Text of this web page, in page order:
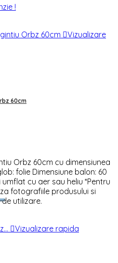
!
Vizualizare
60cm
Orbz 60cm cu dimensiunea
folie Dimensiune balon: 60
cu aer sau heliu *Pentru
fotografiile produsului si
utilizare.
Vizualizare rapida